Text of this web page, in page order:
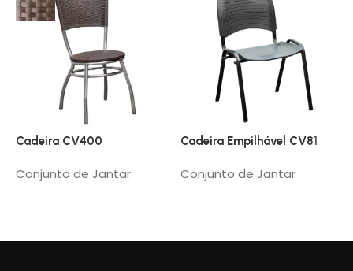
Cadeira CV400
Conjunto de Jantar
Cadeira Empilhável CV81
Conjunto de Jantar